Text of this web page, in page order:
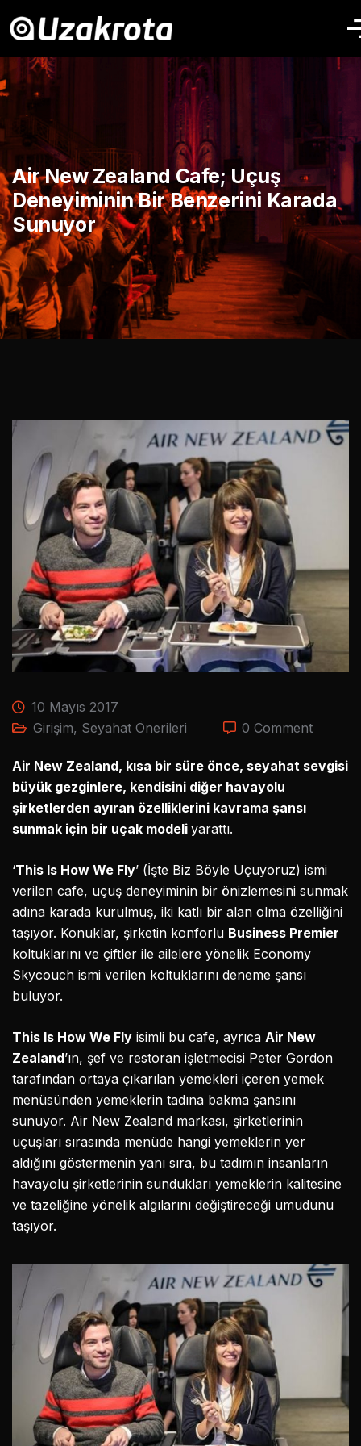
Air New Zealand Cafe; Uçuş
Deneyiminin Bir Benzerini Karada
Sunuyor
10 Mayıs 2017
Girişim, Seyahat Önerileri 0 Comment
Air New Zealand, kısa bir süre önce, seyahat sevgisi
büyük gezginlere, kendisini diğer havayolu
şirketlerden ayıran özelliklerini kavrama şansı
sunmak için bir uçak modeli yarattı.
‘This Is How We Fly’ (İşte Biz Böyle Uçuyoruz) ismi
verilen cafe, uçuş deneyiminin bir önizlemesini sunmak
adına karada kurulmuş, iki katlı bir alan olma özelliğini
taşıyor. Konuklar, şirketin konforlu Business Premier
koltuklarını ve çiftler ile ailelere yönelik Economy
Skycouch ismi verilen koltuklarını deneme şansı
buluyor.
This Is How We Fly isimli bu cafe, ayrıca Air New
Zealand’ın, şef ve restoran işletmecisi Peter Gordon
tarafından ortaya çıkarılan yemekleri içeren yemek
menüsünden yemeklerin tadına bakma şansını
sunuyor. Air New Zealand markası, şirketlerinin
uçuşları sırasında menüde hangi yemeklerin yer
aldığını göstermenin yanı sıra, bu tadımın insanların
havayolu şirketlerinin sundukları yemeklerin kalitesine
ve tazeliğine yönelik algılarını değiştireceği umudunu
taşıyor.